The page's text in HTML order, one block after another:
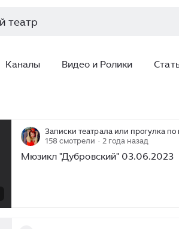
Каналы Видео и Ролики
Записки театрала или прогулка по
158 смотрели · 2 года назад
Мюзикл "Дубровский" 03.06.2023